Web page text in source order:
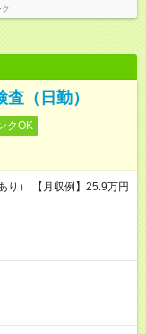
（日勤）
クOK
り） 【月収例】25.9万円